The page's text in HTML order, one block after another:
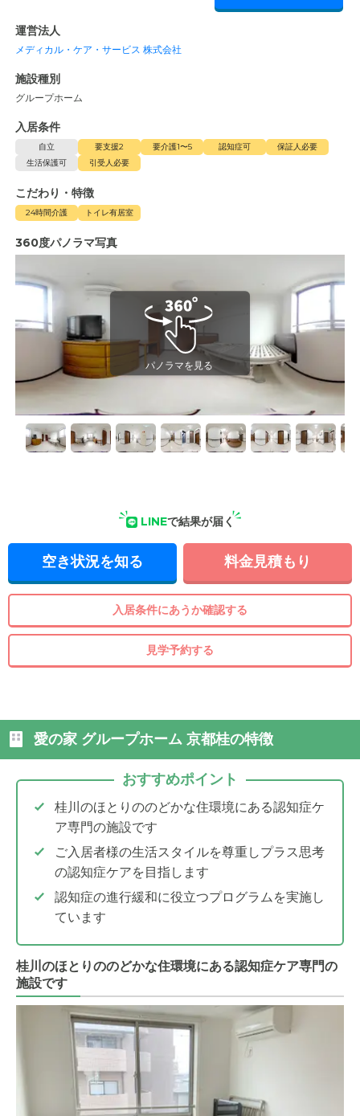
運営法人
メディカル・ケア・サービス 株式会社
施設種別
グループホーム
入居条件
自立 要支援2 要介護1〜5 認知症可
保証人必要
生活保護可
引受人必要
こだわり・特徴
24時間介護 トイレ有居室
360度パノラマ写真
LINEで結果が届く
空き状況を知る 料金見積もり
入居条件にあうか確認する
見学予約する
愛の家 グループホーム 京都桂の特徴
おすすめポイント
桂川のほとりののどかな住環境にある認知症ケ
ア専門の施設です
ご入居者様の生活スタイルを尊重しプラス思考
の認知症ケアを目指します
認知症の進行緩和に役立つプログラムを実施し
ています
桂川のほとりののどかな住環境にある認知症ケア専門の
施設です